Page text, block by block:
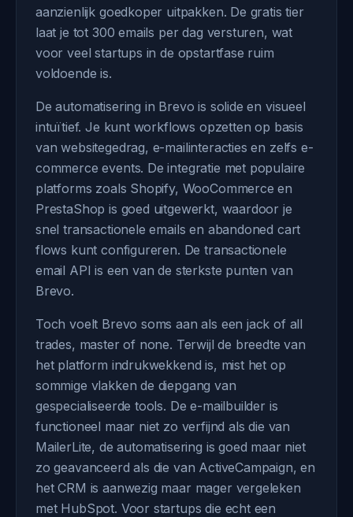
aanzienlijk goedkoper uitpakken. De gratis tier
laat je tot 300 emails per dag versturen, wat
voor veel startups in de opstartfase ruim
voldoende is.
De automatisering in Brevo is solide en visueel
intuïtief. Je kunt workflows opzetten op basis
van websitegedrag, e-mailinteracties en zelfs e-
commerce events. De integratie met populaire
platforms zoals Shopify, WooCommerce en
PrestaShop is goed uitgewerkt, waardoor je
snel transactionele emails en abandoned cart
flows kunt configureren. De transactionele
email API is een van de sterkste punten van
Brevo.
Toch voelt Brevo soms aan als een jack of all
trades, master of none. Terwijl de breedte van
het platform indrukwekkend is, mist het op
sommige vlakken de diepgang van
gespecialiseerde tools. De e-mailbuilder is
functioneel maar niet zo verfijnd als die van
MailerLite, de automatisering is goed maar niet
zo geavanceerd als die van ActiveCampaign, en
het CRM is aanwezig maar mager vergeleken
met HubSpot. Voor startups die echt een